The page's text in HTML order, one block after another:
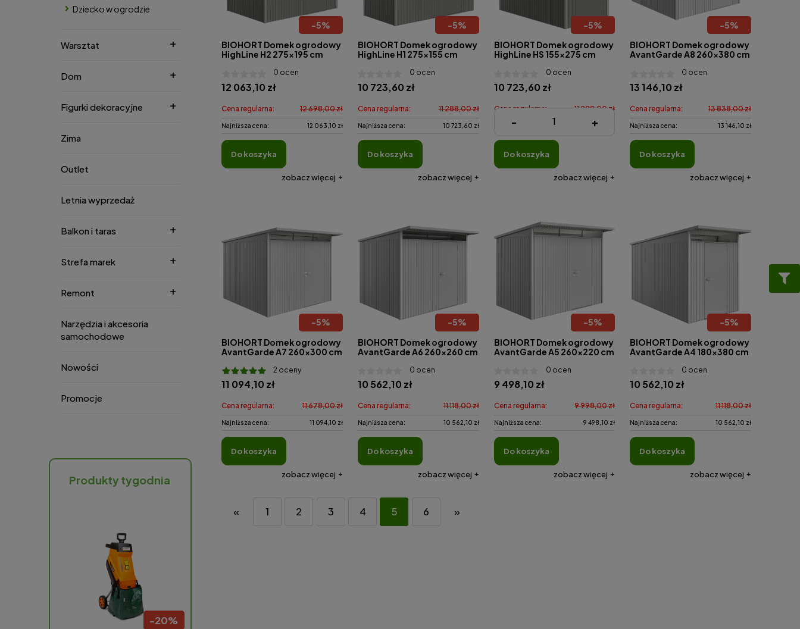
Dziecko w ogrodzie
Warsztat
Dom
Figurki dekoracyjne
Zima
Outlet
Letnia wyprzedaż
Balkon i taras
Strefa marek
Remont
Narzędzia i akcesoria
samochodowe
Nowości
Promocje
Produkty tygodnia
-20%
-5%
BIOHORT Domek ogrodowy
HighLine H2 275x195 cm
0 ocen
12 063,10 zł
Cena regularna: 12 698,00 zł
Najniższa cena: 12 063,10 zł
do koszyka
zobacz więcej
-5%
BIOHORT Domek ogrodowy
HighLine H1 275x155 cm
0 ocen
10 723,60 zł
Cena regularna: 11 288,00 zł
Najniższa cena: 10 723,60 zł
do koszyka
zobacz więcej
-5%
BIOHORT Domek ogrodowy
HighLine HS 155x275 cm
0 ocen
10 723,60 zł
Cena regularna: 11 288,00 zł
Najniższa cena: 10 723,60 zł
- +
do koszyka
zobacz więcej
-5%
BIOHORT Domek ogrodowy
AvantGarde A8 260x380 cm
0 ocen
13 146,10 zł
Cena regularna: 13 838,00 zł
Najniższa cena: 13 146,10 zł
do koszyka
zobacz więcej
-5%
BIOHORT Domek ogrodowy
AvantGarde A7 260x300 cm
2 oceny
11 094,10 zł
Cena regularna: 11 678,00 zł
Najniższa cena: 11 094,10 zł
do koszyka
zobacz więcej
-5%
BIOHORT Domek ogrodowy
AvantGarde A6 260x260 cm
0 ocen
10 562,10 zł
Cena regularna: 11 118,00 zł
Najniższa cena: 10 562,10 zł
do koszyka
zobacz więcej
-5%
BIOHORT Domek ogrodowy
AvantGarde A5 260x220 cm
0 ocen
9 498,10 zł
Cena regularna: 9 998,00 zł
Najniższa cena: 9 498,10 zł
do koszyka
zobacz więcej
-5%
BIOHORT Domek ogrodowy
AvantGarde A4 180x380 cm
0 ocen
10 562,10 zł
Cena regularna: 11 118,00 zł
Najniższa cena: 10 562,10 zł
do koszyka
zobacz więcej
« 1 2 3 4 5 6 »